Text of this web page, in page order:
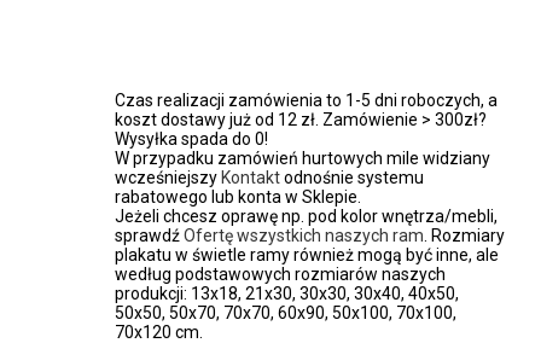
Czas realizacji zamówienia to 1-5 dni roboczych, a
koszt dostawy już od 12 zł. Zamówienie > 300zł?
Wysyłka spada do 0!
W przypadku zamówień hurtowych mile widziany
wcześniejszy Kontaktodnośnie systemu
rabatowego lub konta w Sklepie.
Jeżeli chcesz oprawę np. pod kolor wnętrza/mebli,
sprawdźOfertę wszystkich naszych ram . Rozmiary
plakatu w świetle ramy również mogą być inne, ale
według podstawowych rozmiarów naszych
produkcji: 13x18, 21x30, 30x30, 30x40, 40x50,
50x50, 50x70, 70x70, 60x90, 50x100, 70x100,
70x120 cm.